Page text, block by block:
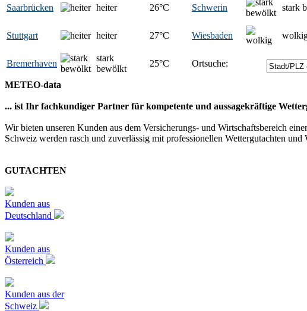
Saarbrücken heiter 26°C Schwerin stark
Stuttgart heiter 27°C Wiesbaden
Bremerhaven
stark
bewölkt
25°C Ortsuche:
METEO-data
... ist Ihr fachkundiger Partner für kompetente und aussagekräftige
Wir bieten unseren Kunden aus dem Versicherungs- und Wirtschaftsbereich
Schweiz werden rasch und zuverlässig mit professionellen Wettergutachten und
GUTACHTEN
Kunden aus
Deutschland
Kunden aus
Österreich
Kunden aus der
Schweiz